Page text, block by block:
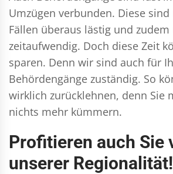
Umzügen verbunden. Diese
Fällen überaus lästig und
zeitaufwendig. Doch diese Zeit
sparen. Denn wir sind auch für
Behördengänge zuständig. So
wirklich zurücklehnen, denn Sie
nichts mehr kümmern.
Profitieren auch Sie
unserer Regionalität!